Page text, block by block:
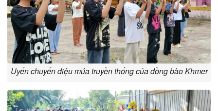
Uyển chuyển điệu múa truyền thống của đồng bào Khmer